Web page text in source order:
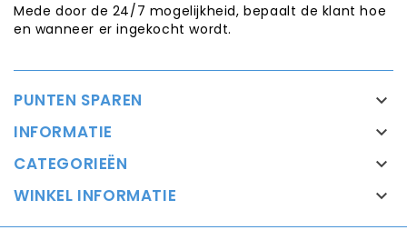
Mede door de 24/7 mogelijkheid, bepaalt de klant hoe
en wanneer er ingekocht wordt.
PUNTEN SPAREN

INFORMATIE

CATEGORIEËN

WINKEL INFORMATIE
